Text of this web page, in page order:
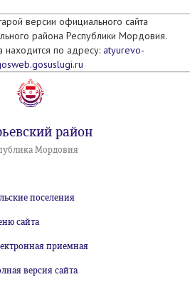
версии официального сайта
района Республики Мордовия.
находится по адресу: atyurevo-
район
Мордовия
поселения
сайта
приемная
версия сайта